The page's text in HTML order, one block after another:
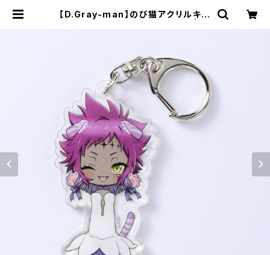
【D.Gray-man】のび猫アクリルキー